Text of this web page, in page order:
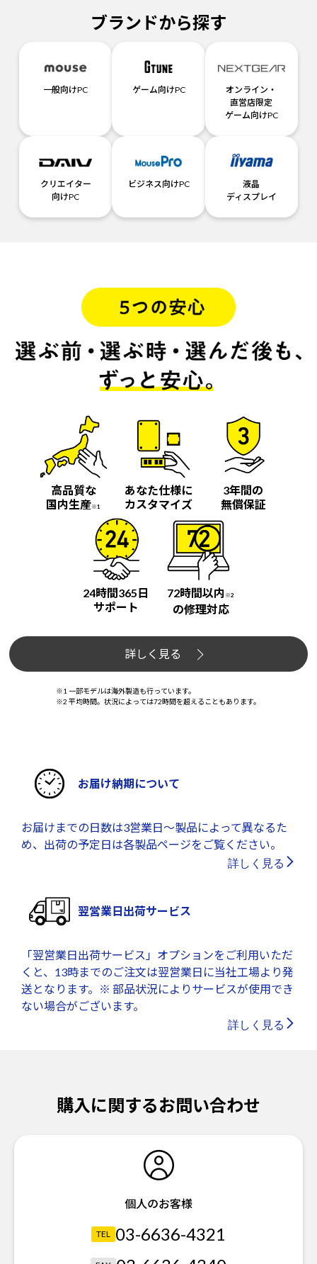
ブランドから探す
一般向けPC ゲーム向けPC
オンライン・
直営店限定
ゲーム向けPC
クリエイター
向けPC
ビジネス向けPC
液晶
ディスプレイ
高品質な
国内生産※1
あなた仕様に
カスタマイズ
3年間の
無償保証
24時間365日
サポート
72時間以内 ※2
の修理対応
詳しく見る
※1 一部モデルは海外製造も行っています。
※2 平均時間。状況によっては72時間を超えることもあります。
お届け納期について
お届けまでの日数は3営業日～製品によって異なるた
め、出荷の予定日は各製品ページをご覧ください。
詳しく見る
翌営業日出荷サービス
「翌営業日出荷サービス」オプションをご利用いただ
くと、13時までのご注文は翌営業日に当社工場より発
送となります。※ 部品状況によりサービスが使用でき
ない場合がございます。
詳しく見る
購入に関するお問い合わせ
個人のお客様
TEL 03-6636-4321